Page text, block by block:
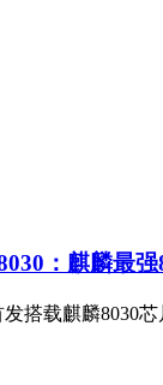
：麒麟最
搭载麒麟8030